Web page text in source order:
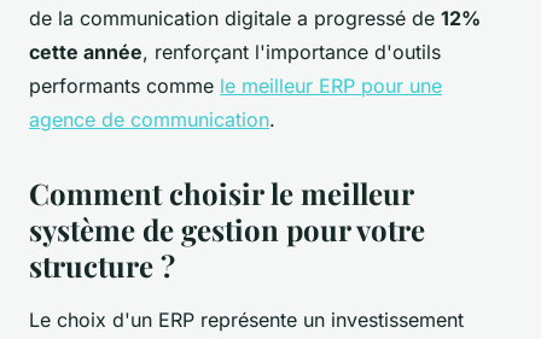
de la communication digitale a progressé de 12%
cette année, renforçant l'importance d'outils
performants comme le meilleur ERP pour une
agence de communication.
Comment choisir le meilleur
système de gestion pour votre
structure ?
Le choix d'un ERP représente un investissement